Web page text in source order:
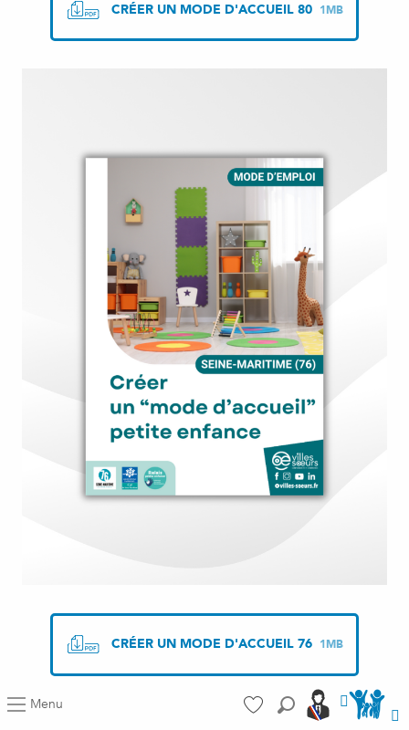
Menu Accéder aus
CRÉER UN MODE D'ACCUEIL 80 1MB
CRÉER UN MODE D'ACCUEIL 76 1MB